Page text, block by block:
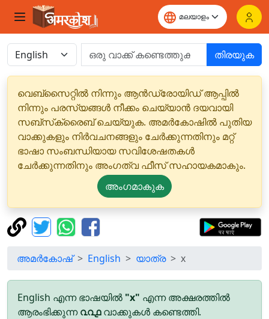
തിരയുക
വെബ്‌സൈറ്റിൽ നിന്നും ആൻഡ്രോയിഡ് ആപ്പിൽ
നിന്നും പരസ്യങ്ങൾ നീക്കം ചെയ്യാൻ ദയവായി
സബ്‌സ്‌ക്രൈബ് ചെയ്യുക. അമർകോഷിൽ പുതിയ
വാക്കുകളും നിർവചനങ്ങളും ചേർക്കുന്നതിനും മറ്റ്
ഭാഷാ സംബന്ധിയായ സവിശേഷതകൾ
ചേർക്കുന്നതിനും അംഗത്വ ഫീസ് സഹായകമാകും.
അംഗമാകുക
അമർകോഷ് English യാത്ര x
English എന്ന ഭാഷയിൽ "x" എന്ന അക്ഷരത്തിൽ
ആരംഭിക്കുന്ന൨൨൧വാക്കുകൾ കണ്ടെത്തി.